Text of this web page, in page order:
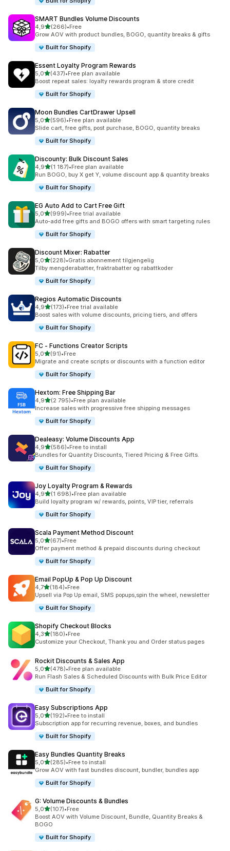
SMART Bundles Volume Discounts
4,9av 5 stjerner
(266)
Totalt 266 omtaler
•Free
Grow AOV with product bundles, BOGO, quantity breaks & gifts
Built for Shopify
Essent Loyalty Program Rewards
5,0av 5 stjerner
(437)
Totalt 437 omtaler
•Free plan available
Boost repeat sales: loyalty rewards program & store credit
Built for Shopify
Moon Bundles CartDrawer Upsell
5,0av 5 stjerner
(596)
Totalt 596 omtaler
•Free plan available
Slide cart, free gifts, post purchase, BOGO, quantity breaks
Built for Shopify
Discounty: Bulk Discount Sales
4,9av 5 stjerner
(1 187)
Totalt 1187 omtaler
•Free plan available
Run BOGO, buy X get Y, volume discount app & quantity breaks
Built for Shopify
EG Auto Add to Cart Free Gift
5,0av 5 stjerner
(999)
Totalt 999 omtaler
•Free trial available
Auto-add free gifts and BOGO offers with smart targeting rules
Built for Shopify
Discount Mixer: Rabatter
5,0av 5 stjerner
(228)
Totalt 228 omtaler
•Gratis abonnement tilgjengelig
Tilby mengderabatter, fraktrabatter og rabattkoder
Built for Shopify
Regios Automatic Discounts
4,9av 5 stjerner
(173)
Totalt 173 omtaler
•Free trial available
Boost sales with volume discounts, pricing tiers, and offers
Built for Shopify
FC ‑ Functions Creator Scripts
5,0av 5 stjerner
(91)
Totalt 91 omtaler
•Free
Migrate and create scripts or discounts with a function editor
Built for Shopify
Hextom: Free Shipping Bar
4,9av 5 stjerner
(2 795)
Totalt 2795 omtaler
•Free plan available
Increase sales with progressive free shipping messages
Built for Shopify
Dealeasy: Volume Discounts App
4,9av 5 stjerner
(586)
Totalt 586 omtaler
•Free to install
Bundles for Quantity Discounts, Tiered Pricing & Free Gifts.
Built for Shopify
Joy Loyalty Program & Rewards
4,9av 5 stjerner
(1 698)
Totalt 1698 omtaler
•Free plan available
Build loyalty program w/ rewards, points, VIP tier, referrals
Built for Shopify
Scala Payment Method Discount
5,0av 5 stjerner
(67)
Totalt 67 omtaler
•Free
Offer payment method & prepaid discounts during checkout
Built for Shopify
Email PopUp & Pop Up Discount
4,7av 5 stjerner
(184)
Totalt 184 omtaler
•Free
Upsell via Pop Up email, SMS popups,spin the wheel, newsletter
Built for Shopify
Shopify Checkout Blocks
4,3av 5 stjerner
(180)
Totalt 180 omtaler
•Free
Customize your Checkout, Thank you and Order status pages
Rockit Discounts & Sales App
5,0av 5 stjerner
(478)
Totalt 478 omtaler
•Free plan available
Run Flash Sales & Scheduled Discounts with Bulk Price Editor
Built for Shopify
Easy Subscriptions App
5,0av 5 stjerner
(192)
Totalt 192 omtaler
•Free to install
Subscription app for recurring revenue, boxes, and bundles
Built for Shopify
Easy Bundles Quantity Breaks
5,0av 5 stjerner
(285)
Totalt 285 omtaler
•Free to install
Grow AOV with fast bundles discount, bundler, bundles app
Built for Shopify
G: Volume Discounts & Bundles
5,0av 5 stjerner
(107)
Totalt 107 omtaler
•Free
Boost AOV with Volume Discount, Bundle, Quantity Breaks &
BOGO
Built for Shopify